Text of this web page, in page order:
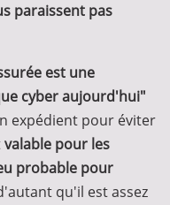
paraissent pas
est une
cyber aujourd'hui"
expédient pour éviter
valable pour les
probable pour
qu'il est assez